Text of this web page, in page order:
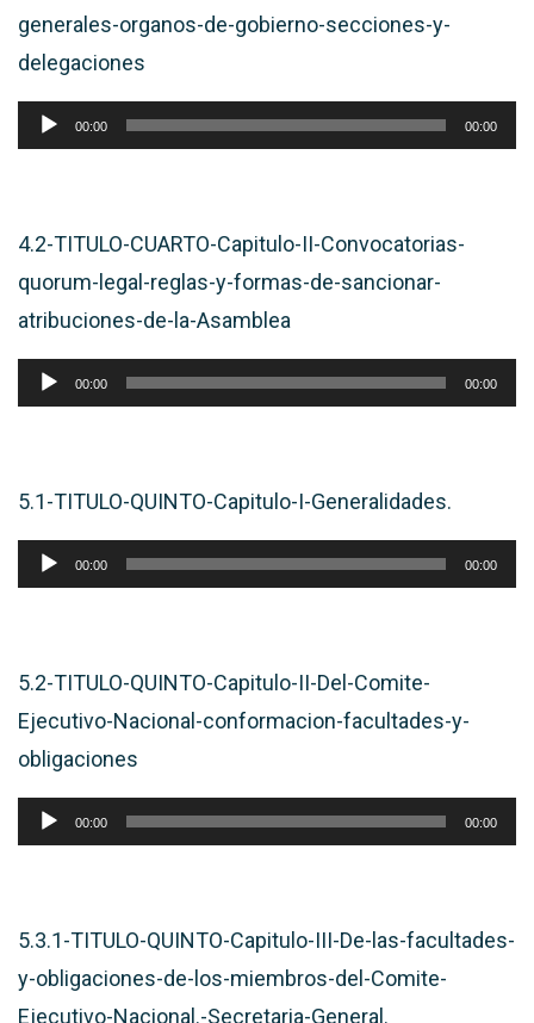
generales-organos-de-gobierno-secciones-y-
delegaciones
Reproductor
de
00:00 00:00
4.2-TITULO-CUARTO-Capitulo-II-Convocatorias-
quorum-legal-reglas-y-formas-de-sancionar-
atribuciones-de-la-Asamblea
Reproductor
de
00:00 00:00
5.1-TITULO-QUINTO-Capitulo-I-Generalidades.
Reproductor
de
00:00 00:00
5.2-TITULO-QUINTO-Capitulo-II-Del-Comite-
Ejecutivo-Nacional-conformacion-facultades-y-
obligaciones
Reproductor
de
00:00 00:00
5.3.1-TITULO-QUINTO-Capitulo-III-De-las-facultades-
y-obligaciones-de-los-miembros-del-Comite-
Ejecutivo-Nacional.-Secretaria-General.